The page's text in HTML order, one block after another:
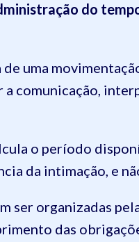
do
uma
a comunicação,
o período
da intimação, e
ser organizadas
das